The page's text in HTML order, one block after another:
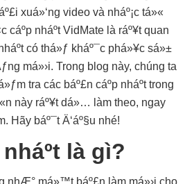
xuá»‘ng video và nháº¡c tá»«
cáº­p nháº­t VidMate là ráº¥t quan
có thá»ƒ kháº¯c phá»¥c sá»±
má»›i. Trong blog này, chúng ta
tra các báº£n cáº­p nháº­t trong
này ráº¥t dá»… làm theo, ngay
Hãy báº¯t Ä‘áº§u nhé!
nháº­t là gì?
nhÆ° má»™t báº£n làm má»›i cho